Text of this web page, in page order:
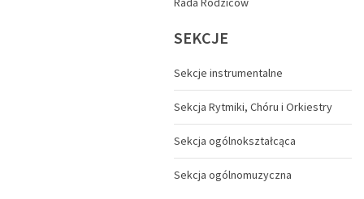
SEKCJE
Sekcje instrumentalne
Sekcja Rytmiki, Chóru i Orkiestry
Sekcja ogólnokształcąca
Sekcja ogólnomuzyczna